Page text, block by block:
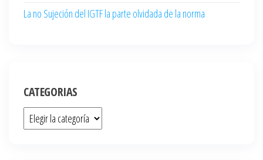
La no Sujeción del IGTF la parte olvidada de la norma
CATEGORIAS